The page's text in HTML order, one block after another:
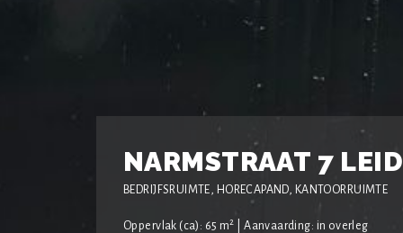
NARMSTRAAT 7
BEDRIJFSRUIMTE, HORECAPAND, KANTOORRUIMTE
Oppervlak (ca): 65 m2 | Aanvaarding: in overleg